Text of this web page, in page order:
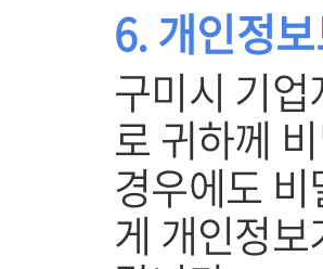
6. 개인정
구미시 기
로 귀하께
경우에도
게 개인정